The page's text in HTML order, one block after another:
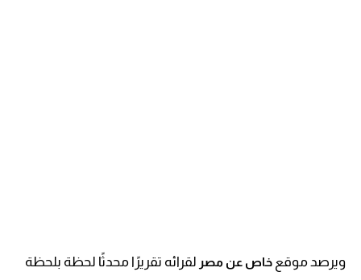
ويرصد موقع خاص عن مصر لقرائه تقريرًا محدثًا لحظة بلحظة